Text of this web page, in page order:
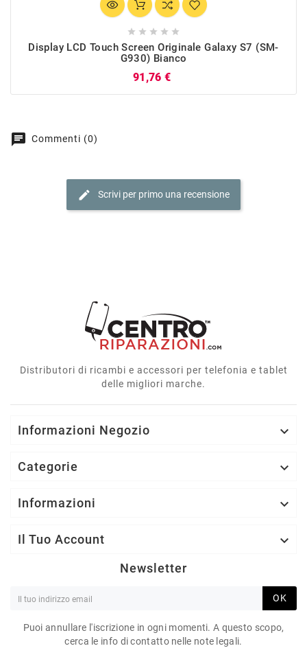
    
Display LCD Touch Screen Originale Galaxy S7 (SM-
G930) Bianco
91,76 €
chat Commenti (0)
edit Scrivi per primo una recensione
Distributori di ricambi e accessori per telefonia e tablet
delle migliori marche.
Informazioni Negozio 
Categorie 
Informazioni 
Il Tuo Account 
Newsletter
OK
Puoi annullare l'iscrizione in ogni momenti. A questo scopo,
cerca le info di contatto nelle note legali.